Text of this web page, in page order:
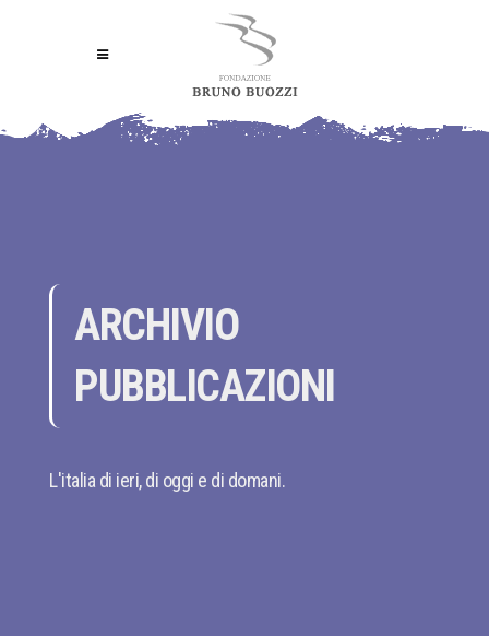
ARCHIVIO
PUBBLICAZIONI
L'italia di ieri, di oggi e di domani.